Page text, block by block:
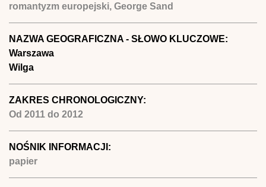
romantyzm europejski, George Sand
NAZWA GEOGRAFICZNA - SŁOWO KLUCZOWE:
Warszawa
Wilga
ZAKRES CHRONOLOGICZNY:
Od 2011 do 2012
NOŚNIK INFORMACJI:
papier